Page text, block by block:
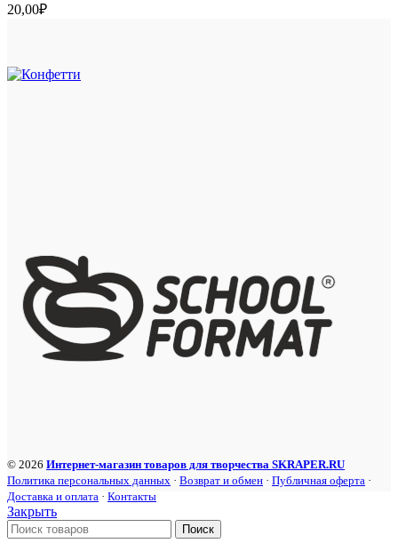
20,00₽
© 2026 Интернет-магазин товаров для творчества SKRAPER.RU
Политика персональных данных · Возврат и обмен · Публичная оферта ·
Доставка и оплата · Контакты
Закрыть
Поиск